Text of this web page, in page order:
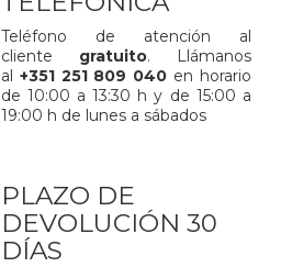
Teléfono de atención al
cliente gratuito. Llámanos
al +351 251 809 040 en horario
de 10:00 a 13:30 h y de 15:00 a
19:00 h de lunes a sábados
PLAZO DE
DEVOLUCIÓN 30
DÍAS